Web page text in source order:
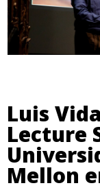
Luis
Lecture
Mellon